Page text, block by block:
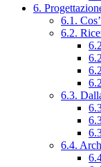
6.
6.1.
6.2.
6.3.
6.4.